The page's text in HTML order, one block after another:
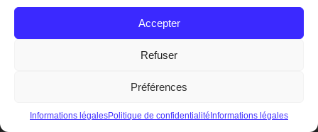
Accepter
Refuser
Préférences
Informations légalesPolitique de confidentialité Informations légales